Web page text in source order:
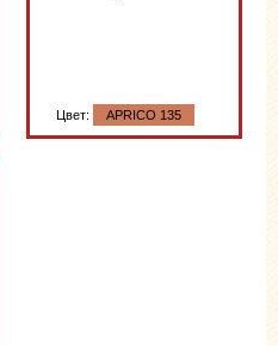
Цвет: APRICO 135
Цвет: APRICO 135